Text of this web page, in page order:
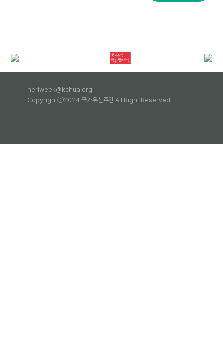
heriweek@kchua.org
Copyrightⓒ2024 국가유산주간 All Right Reserved